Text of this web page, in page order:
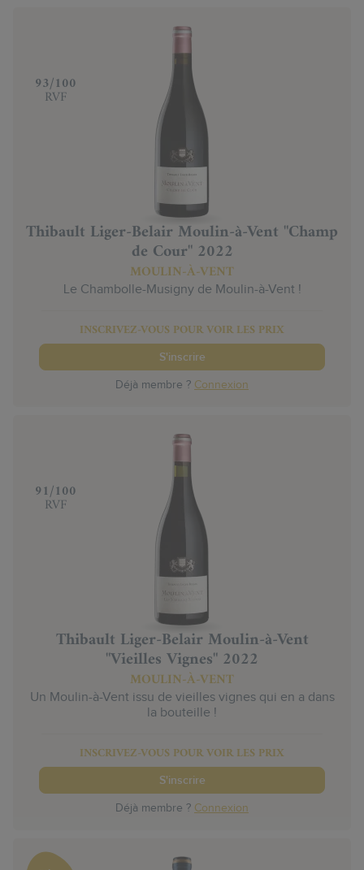
‍93/100
RVF
Thibault Liger-Belair Moulin-à-Vent "Champ
de Cour" 2022
MOULIN-À-VENT
Le Chambolle-Musigny de Moulin-à-Vent !
INSCRIVEZ-VOUS POUR VOIR LES PRIX
S'inscrire
Déjà membre ? Connexion
‍91/100
RVF
Thibault Liger-Belair Moulin-à-Vent
"Vieilles Vignes" 2022
MOULIN-À-VENT
Un Moulin-à-Vent issu de vieilles vignes qui en a dans
la bouteille !
INSCRIVEZ-VOUS POUR VOIR LES PRIX
S'inscrire
Déjà membre ? Connexion